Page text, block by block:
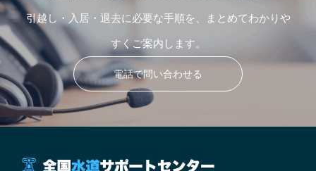
引越し・入居・退去に必要な手順を、まとめてわかりや
すくご案内します。
電話で問い合わせる